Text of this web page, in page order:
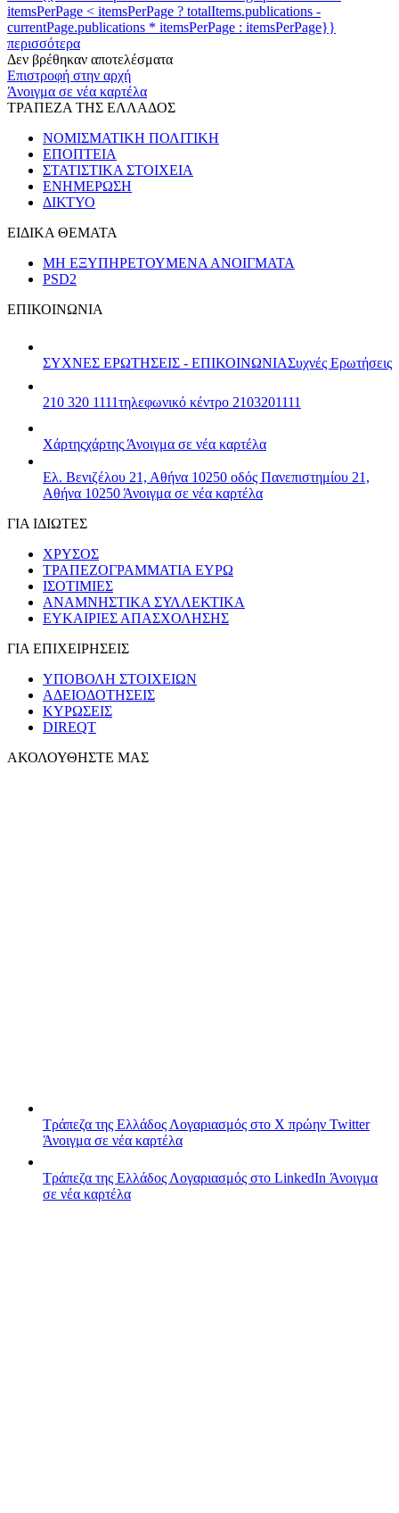
itemsPerPage < itemsPerPage ? totalItems.publications -
currentPage.publications * itemsPerPage : itemsPerPage}}
περισσότερα
Δεν βρέθηκαν αποτελέσματα
Επιστροφή στην αρχή
Άνοιγμα σε νέα καρτέλα
ΤΡΑΠΕΖΑ ΤΗΣ ΕΛΛΑΔΟΣ
ΝΟΜΙΣΜΑΤΙΚΗ ΠΟΛΙΤΙΚΗ
ΕΠΟΠΤΕΙΑ
ΣΤΑΤΙΣΤΙΚΑ ΣΤΟΙΧΕΙΑ
ΕΝΗΜΕΡΩΣΗ
ΔΙΚΤΥΟ
ΕΙΔΙΚΑ ΘΕΜΑΤΑ
ΜΗ ΕΞΥΠΗΡΕΤΟΥΜΕΝΑ ΑΝΟΙΓΜΑΤΑ
PSD2
ΕΠΙΚΟΙΝΩΝΙΑ
ΣΥΧΝΕΣ ΕΡΩΤΗΣΕΙΣ - ΕΠΙΚΟΙΝΩΝΙΑΣυχνές Ερωτήσεις
210 320 1111τηλεφωνικό κέντρο 2103201111
Χάρτηςχάρτης Άνοιγμα σε νέα καρτέλα
Ελ. Βενιζέλου 21, Αθήνα 10250 οδός Πανεπιστημίου 21,
Αθήνα 10250 Άνοιγμα σε νέα καρτέλα
ΓΙΑ ΙΔΙΩΤΕΣ
ΧΡΥΣΟΣ
ΤΡΑΠΕΖΟΓΡΑΜΜΑΤΙΑ ΕΥΡΩ
ΙΣΟΤΙΜΙΕΣ
ΑΝΑΜΝΗΣΤΙΚΑ ΣΥΛΛΕΚΤΙΚΑ
ΕΥΚΑΙΡΙΕΣ ΑΠΑΣΧΟΛΗΣΗΣ
ΓΙΑ ΕΠΙΧΕΙΡΗΣΕΙΣ
ΥΠΟΒΟΛΗ ΣΤΟΙΧΕΙΩΝ
ΑΔΕΙΟΔΟΤΗΣΕΙΣ
ΚΥΡΩΣΕΙΣ
DIREQT
ΑΚΟΛΟΥΘΗΣΤΕ ΜΑΣ
Τράπεζα της Ελλάδος Λογαριασμός στο X πρώην Twitter
Άνοιγμα σε νέα καρτέλα
Τράπεζα της Ελλάδος Λογαριασμός στο LinkedIn Άνοιγμα
σε νέα καρτέλα